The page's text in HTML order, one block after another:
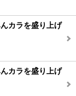
カラを盛り上げ
カラを盛り上げ